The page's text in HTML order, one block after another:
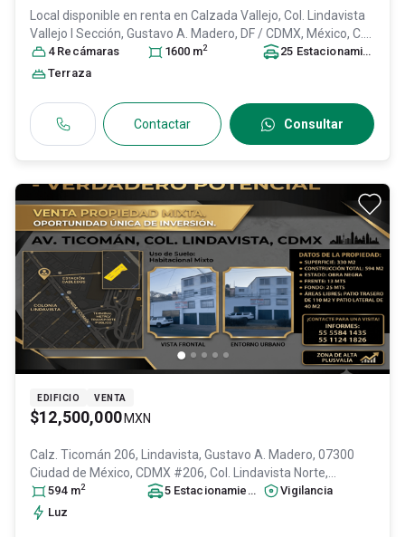
Local disponible en renta en Calzada Vallejo, Col. Lindavista
Vallejo I Sección, Gustavo A. Madero, DF / CDMX, México, C.P.
07720, ID:31151616
4 Recámaras 1600 m2 25 Estacionamiento
Terraza
Contactar Consultar
EDIFICIO VENTA
$12,500,000 MXN
Calz. Ticomán 206, Lindavista, Gustavo A. Madero, 07300
Ciudad de México, CDMX #206, Col. Lindavista Norte,
Gustavo A. Madero
, DF / CDMX, México, C.P. 07300, ID:
31636172
594 m2 5 Estacionamiento s
Vigilancia
Luz